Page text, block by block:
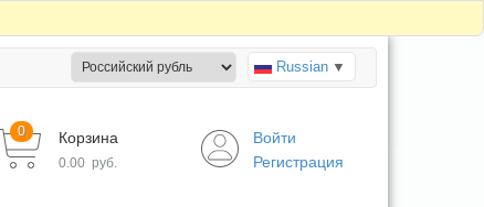
Russian ▼
Корзина
0
0.00 руб.
Войти
Регистрация